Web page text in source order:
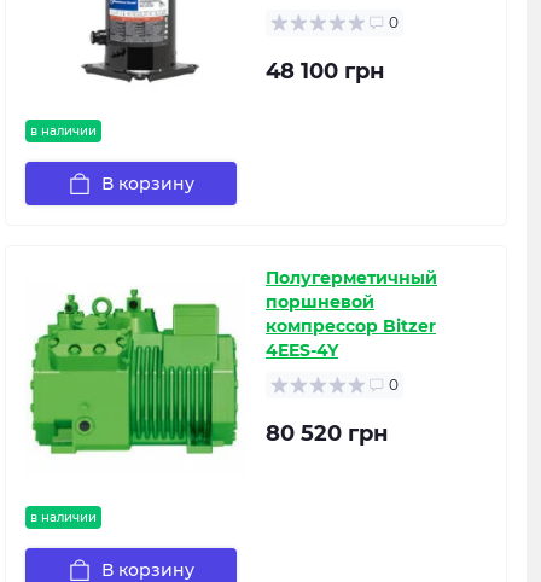
в наличии
0
48 100 грн
В корзину
в наличии
Полугерметичный
поршневой
компрессор Bitzer
4EES-4Y
0
80 520 грн
В корзину